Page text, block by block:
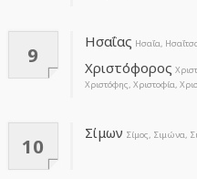
9
Ησαΐας Ησαΐα,
Χριστόφορος
Χριστόφης, Χριστοφία,
10
Σίμων Σίμος, Σιμώνα,